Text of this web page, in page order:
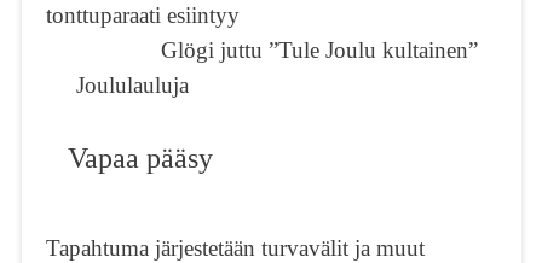
tonttuparaati esiintyy
Glögi juttu ”Tule Joulu kultainen”
Joululauluja
Vapaa pääsy
Tapahtuma järjestetään turvavälit ja muut